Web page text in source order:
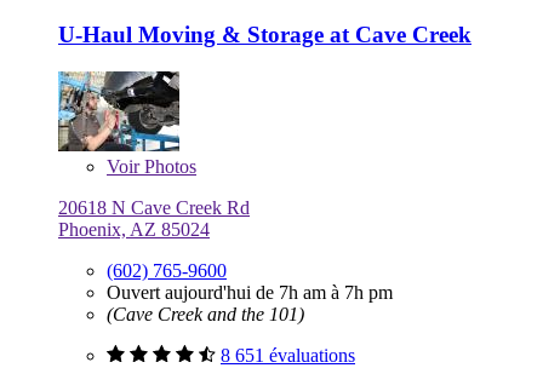
U-Haul Moving & Storage at Cave Creek
VoirPhotos
20618 N Cave Creek Rd
Phoenix, AZ 85024
(602) 765-9600
Ouvert aujourd'hui de 7h am à 7h pm
(Cave Creek and the 101)
8 651 évaluations